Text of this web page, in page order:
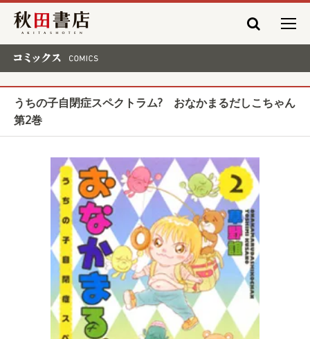
秋田書店
うちの子自閉症スペクトラム? おなかまるだしこちゃん
第2巻